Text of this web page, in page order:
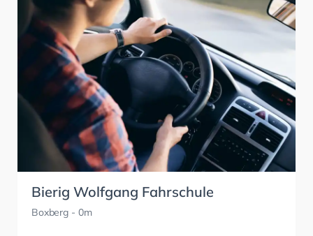
Bierig Wolfgang Fahrschule
Boxberg - 0m